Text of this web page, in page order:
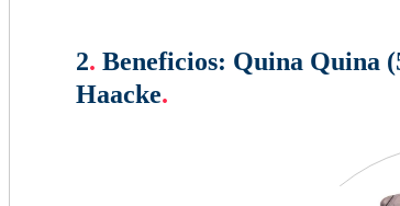
2. Beneficios: Quina Quina
Haacke.